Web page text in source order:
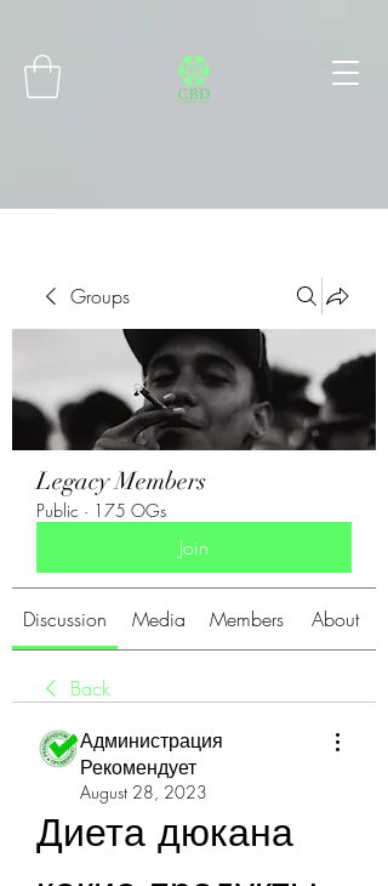
Groups
Legacy Members
Public · 175 OGs
Join
Discussion Media Members About
Back
Администрация
Рекомендует
August 28, 2023
Диета дюкана